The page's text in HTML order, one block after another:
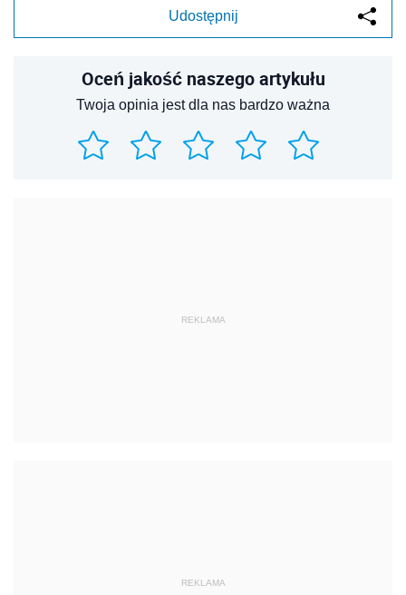
Udostępnij
Oceń jakość naszego artykułu
Twoja opinia jest dla nas bardzo ważna
REKLAMA
REKLAMA